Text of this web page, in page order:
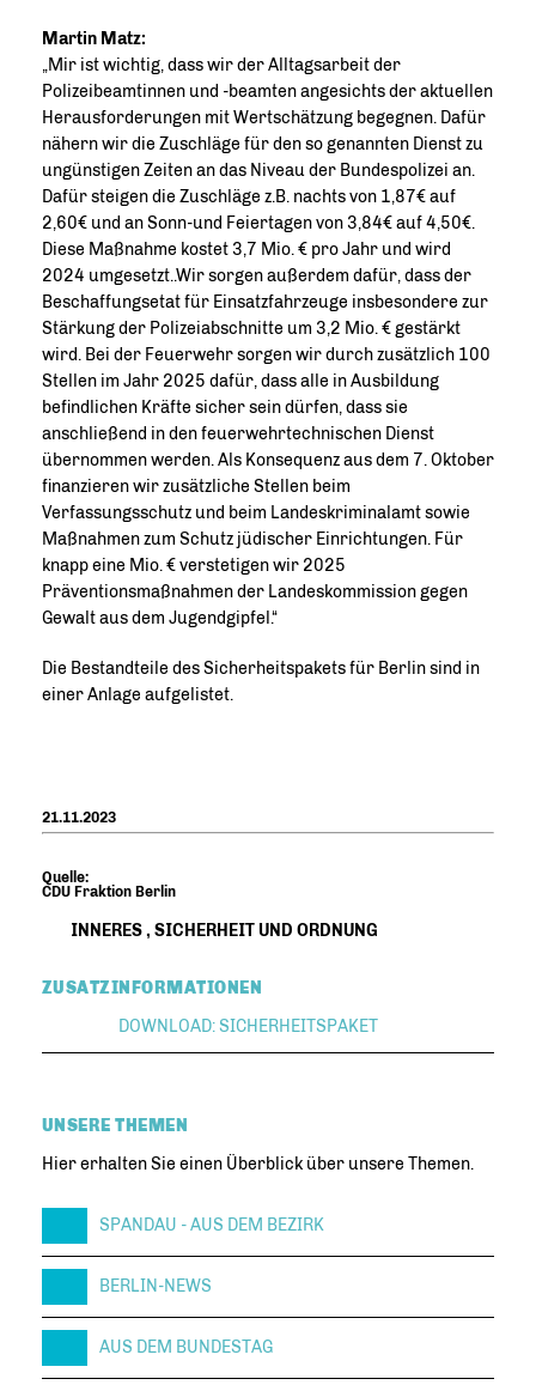
Martin Matz:
Mir ist wichtig, dass wir der Alltagsarbeit der
Polizeibeamtinnen und -beamten angesichts der aktuellen
Herausforderungen mit Wertschätzung begegnen. Dafür
nähern wir die Zuschläge für den so genannten Dienst zu
ungünstigen Zeiten an das Niveau der Bundespolizei an.
Dafür steigen die Zuschläge z.B. nachts von 1,87€ auf
2,60€ und an Sonn-und Feiertagen von 3,84€ auf 4,50€.
Diese Maßnahme kostet 3,7 Mio. € pro Jahr und wird
2024 umgesetzt..Wir sorgen außerdem dafür, dass der
Beschaffungsetat für Einsatzfahrzeuge insbesondere zur
Stärkung der Polizeiabschnitte um 3,2 Mio. € gestärkt
wird. Bei der Feuerwehr sorgen wir durch zusätzlich 100
Stellen im Jahr 2025 dafür, dass alle in Ausbildung
befindlichen Kräfte sicher sein dürfen, dass sie
anschließend in den feuerwehrtechnischen Dienst
übernommen werden. Als Konsequenz aus dem 7. Oktober
finanzieren wir zusätzliche Stellen beim
Verfassungsschutz und beim Landeskriminalamt sowie
Maßnahmen zum Schutz jüdischer Einrichtungen. Für
knapp eine Mio. € verstetigen wir 2025
Präventionsmaßnahmen der Landeskommission gegen
Gewalt aus dem Jugendgipfel.“
Die Bestandteile des Sicherheitspakets für Berlin sind in
einer Anlage aufgelistet.
21.11.2023
Quelle:
CDU Fraktion Berlin
INNERES, SICHERHEIT UND ORDNUNG
ZUSATZINFORMATIONEN
DOWNLOAD: SICHERHEITSPAKET
UNSERE THEMEN
Hier erhalten Sie einen Überblick über unsere Themen.
SPANDAU - AUS DEM BEZIRK
BERLIN-NEWS
AUS DEM BUNDESTAG